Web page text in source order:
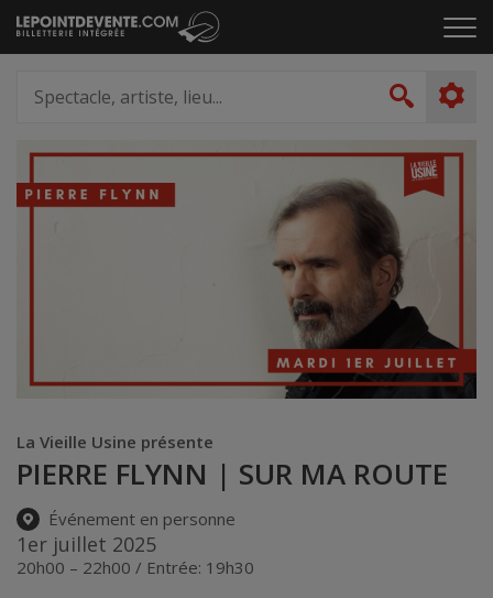
Passer
au
le
artiste,
lieu...
La Vieille Usine présente
PIERRE FLYNN | SUR MA ROUTE
Événement en personne
1er juillet 2025
20h00 – 22h00 / Entrée: 19h30